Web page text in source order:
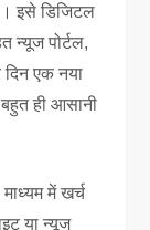
इसे डिजिटल
न्यूज पोर्टल,
एक नया
ही आसानी
में खर्च
या न्यूज